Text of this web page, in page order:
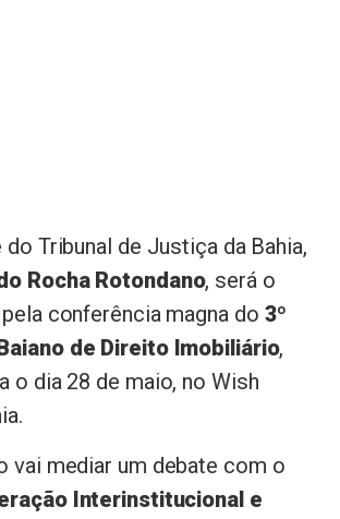
Tribunal de Justiça da Bahia,
Rocha Rotondano, será o
conferência magna do 3º
de Direito Imobiliário,
o dia 28 de maio, no Wish
vai mediar um debate com o
Interinstitucional e